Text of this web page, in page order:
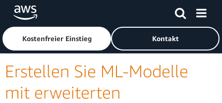
Überspringen zum Hauptinhalt
Klicken Sie hier, um zur Amazon Web Services-Startseite
Kostenfreier Einstieg Kontakt
Erstellen Sie ML-Modelle
mit erweiterten